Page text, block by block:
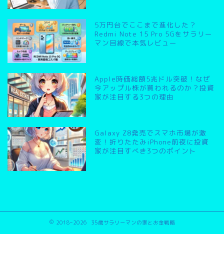
5万円台でここまで進化した？
Redmi Note 15 Pro 5Gをサラリー
マン目線で本気レビュー
Apple時価総額5兆ドル突破！なぜ
今アップル株が買われるのか？投資
家が注目する3つの理由
Galaxy Z8発売でスマホ市場が激
変！折りたたみiPhone前夜に投資
家が注目すべき3つのポイント
2018–2026 35歳サラリーマンの家とお金戦略